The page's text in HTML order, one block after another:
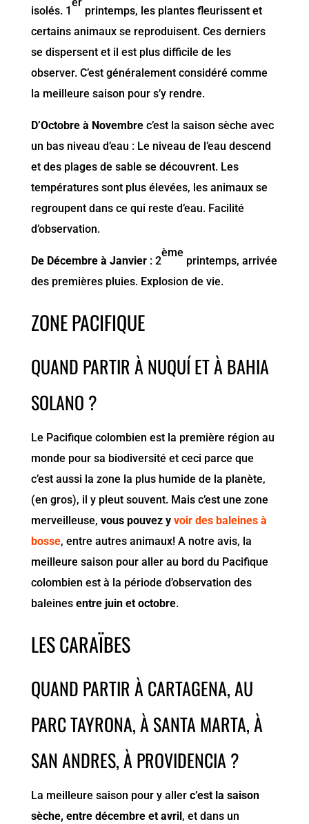
isolés. 1
printemps, les plantes fleurissent et
certains animaux se reproduisent. Ces derniers
se dispersent et il est plus difficile de les
observer. C’est généralement considéré comme
la meilleure saison pour s’y rendre.
D’Octobre à Novembrec’est la saison sèche avec
un bas niveau d’eau : Le niveau de l’eau descend
et des plages de sable se découvrent. Les
températures sont plus élevées, les animaux se
regroupent dans ce qui reste d’eau. Facilité
d’observation.
De Décembre à Janvier : 2
ème
printemps, arrivée
des premières pluies. Explosion de vie.
ZONE PACIFIQUE
QUAND PARTIR À NUQUÍ ET À BAHIA
SOLANO ?
Le Pacifique colombien est la première région au
monde pour sa biodiversité et ceci parce que
c’est aussi la zone la plus humide de la planète,
(en gros), il y pleut souvent. Mais c’est une zone
merveilleuse, vous pouvez y voir des baleines à
bosse, entre autres animaux! A notre avis, la
meilleure saison pour aller au bord du Pacifique
colombien est à la période d’observation des
baleines entre juin et octobre.
LES CARAÏBES
QUAND PARTIR À CARTAGENA, AU
PARC TAYRONA, À SANTA MARTA, À
SAN ANDRES, À PROVIDENCIA ?
La meilleure saison pour y aller c’est la saison
sèche, entre décembre et avril , et dans un